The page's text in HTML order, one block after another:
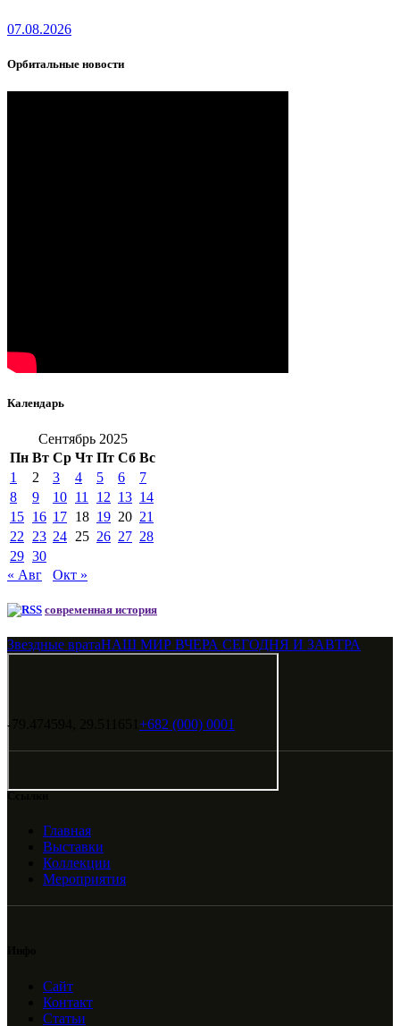
07.08.2026
Орбитальные новости
Календарь
Сентябрь 2025
Пн Вт Ср Чт Пт Сб Вс
1
2 3 4 5 6
7
8
9 10 11 12 13 14
15 16 17 18 19 20 21
22
23 24 25 26 27 28
29 30
« Авг
Окт »
современная история
Звездные вратаНАШ МИР ВЧЕРА СЕГОДНЯ И ЗАВТРА
-79.474594, 29.511651 +682 (000) 0001
Главная
Выставки
Коллекции
Мероприятия
Сайт
Контакт
Статьи